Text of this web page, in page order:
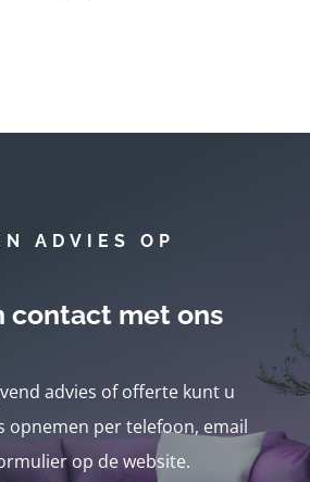
ADVIES OP
contact met ons
advies of offerte kunt u
opnemen per telefoon, email
op de website.